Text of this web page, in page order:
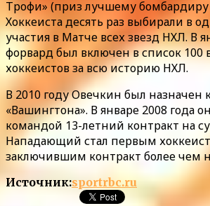
Трофи» (приз лучшему бомбардиру
Хоккеиста десять раз выбирали в
участия в Матче всех звезд НХЛ. В
форвард был включен в список 100
хоккеистов за всю историю НХЛ.
В 2010 году Овечкин был назначен
«Вашингтона». В январе 2008 года
командой 13-летний контракт на
Нападающий стал первым
заключившим контракт более чем
Источник:sportrbc.ru